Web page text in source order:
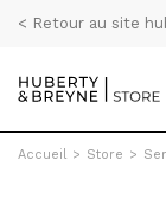
< Retour au site
Accueil > Store >